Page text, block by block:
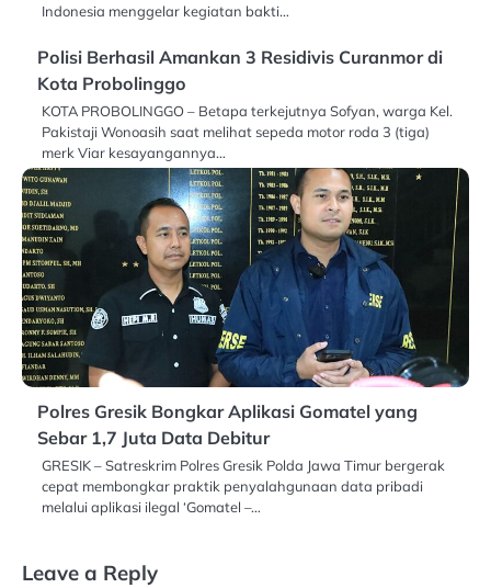
Indonesia menggelar kegiatan bakti…
Polisi Berhasil Amankan 3 Residivis Curanmor di
Kota Probolinggo
KOTA PROBOLINGGO – Betapa terkejutnya Sofyan, warga Kel.
Pakistaji Wonoasih saat melihat sepeda motor roda 3 (tiga)
merk Viar kesayangannya…
Polres Gresik Bongkar Aplikasi Gomatel yang
Sebar 1,7 Juta Data Debitur
GRESIK – Satreskrim Polres Gresik Polda Jawa Timur bergerak
cepat membongkar praktik penyalahgunaan data pribadi
melalui aplikasi ilegal ‘Gomatel –…
Leave a Reply